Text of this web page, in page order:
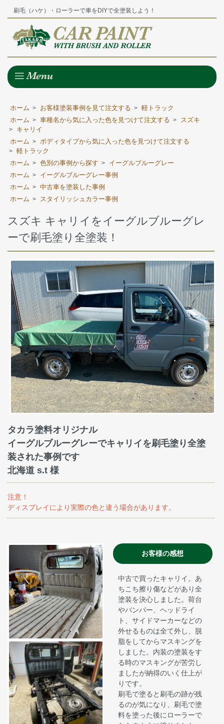
刷毛（ハケ）・ローラーで車をDIYで全塗装しよう！
ホーム > お客様塗装事例を見て注文する > 軽トラック
ホーム > 車種名から気に入った色を見つけて注文する > スズキ
>
キャリイ
ホーム > ボディタイプから気に入った色を見つけて注文する
> 軽トラック
ホーム > 色別の事例から探す >
イーグルブルーグレー
ホーム >
イーグルブルーグレー事例
ホーム > 中古車を塗装した事例
ホーム > スタイリッシュカラー事例
スズキ キャリイをイーグルブルーグレ
ーで刷毛塗り全塗装！
タカラ塗料オリジナル
イーグルブルーグレーでキャリイを刷毛塗り全塗
装された事例です
北海道 s.t 様
注意！
ディスプレイにより実際の色と違う場合があります。
お客様の感想
中古で買ったキャリイ。あ
ちこち擦り傷などがあり全
塗装を決心しました。荷台
やバンパー、ヘッドライ
ト、サイドマーカーなどの
外せるものは全て外し、脱
脂をしてからマスキングを
しました。内装の塗装をす
る時のマスキングが苦労し
ましたが納得のいく仕上が
りです。
刷毛で塗ると刷毛の跡が残
るのが気になり、刷毛で塗
料を塗った後にローラーで